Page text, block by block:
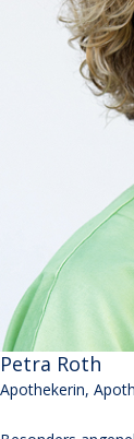
Petra Roth
Apothekerin,